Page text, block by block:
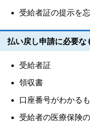
受給者証の提示を
払い戻し申請に必要な
受給者証
領収書
口座番号がわかる
受給者の医療保険